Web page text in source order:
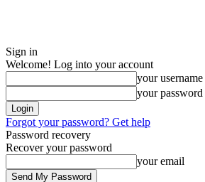
Sign in
Welcome! Log into your account
your username
your password
Forgot your password? Get help
Password recovery
Recover your password
your email